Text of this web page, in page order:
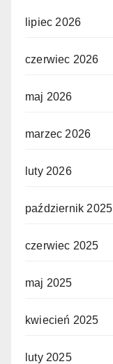
lipiec 2026
czerwiec 2026
maj 2026
marzec 2026
luty 2026
październik 2025
czerwiec 2025
maj 2025
kwiecień 2025
luty 2025